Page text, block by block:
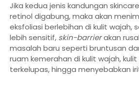
Jika kedua jenis kandungan
retinol digabung, maka akan
eksfoliasi berlebihan di kulit wajah,
lebih sensitif, skin-barrierakan
masalah baru seperti bruntusan
ruam kemerahan di kulit wajah,
terkelupas, hingga menyebabkan